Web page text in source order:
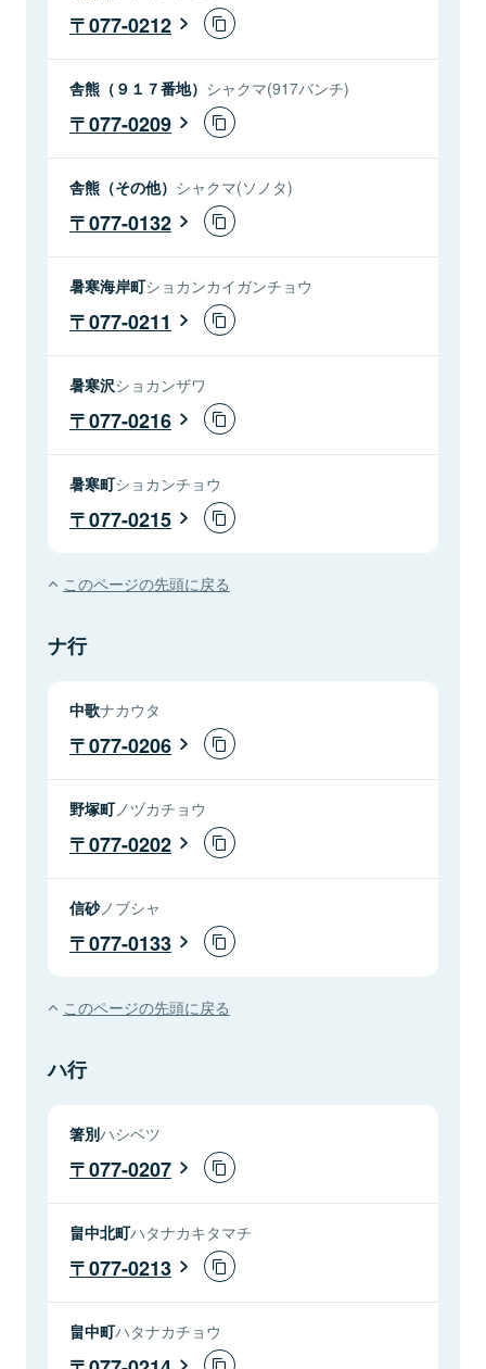
077-0212
舎熊（９１７番地） シャクマ(917バンチ)
077-0209
舎熊（その他） シャクマ(ソノタ)
077-0132
暑寒海岸町ショカンカイガンチョウ
077-0211
暑寒沢ショカンザワ
077-0216
暑寒町ショカンチョウ
077-0215
このページの先頭に戻る
ナ行
中歌ナカウタ
077-0206
野塚町ノヅカチョウ
077-0202
信砂ノブシャ
077-0133
このページの先頭に戻る
ハ行
箸別ハシベツ
077-0207
畠中北町ハタナカキタマチ
077-0213
畠中町ハタナカチョウ